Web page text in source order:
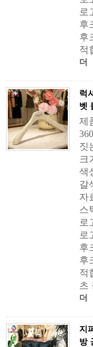
로
후
후
적
더
럭
벳
제
짓
크
색
갈
자
스
로
로
후
후
적
츠
더
지
방